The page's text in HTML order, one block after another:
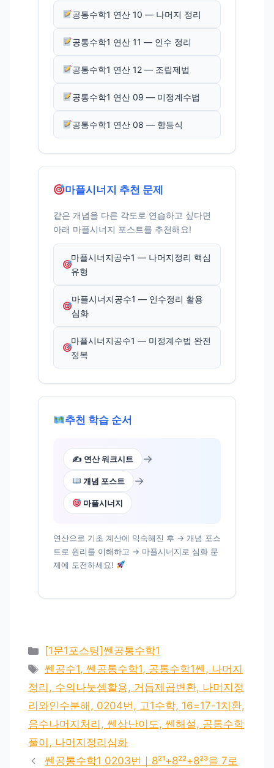
공통수학1 연산 10 — 나머지 정리
공통수학1 연산 11 — 인수 정리
공통수학1 연산 12 — 조립제법
공통수학1 연산 09 — 미정계수법
공통수학1 연산 08 — 항등식
마플시너지 추천 문제
같은 개념을 다른 각도로 연습하고 싶다면
아래 마플시너지 포스트를 추천해요!
마플시너지공수1 — 나머지정리 핵심
유형
마플시너지공수1 — 인수정리 활용
심화
마플시너지공수1 — 미정계수법 완전
정복
추천 학습 순서
✍️ 연산 워크시트 →
개념 포스트 →
마플시너지
연산으로 기초 계산에 익숙해진 후 → 개념 포스
트로 원리를 이해하고 → 마플시너지로 심화 문
제에 도전하세요!
카
테
리
[1문1포스팅]쎈공통수학1
태
그
쎈공수1, 쎈공통수학1, 공통수학1쎈, 나머지
정리, 수의나눗셈활용, 거듭제곱변환, 나머지정
리와인수분해, 0204번, 고1수학, 16=17-1치환,
음수나머지처리, 쎈상난이도, 쎈해설, 공통수학
풀이, 나머지정리심화
쎈공통수학1 0203번｜8²¹+8²²+8²³을 7로